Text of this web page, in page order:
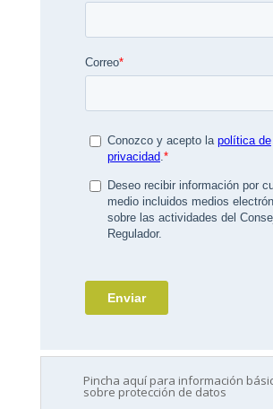
Pincha aquí para información
sobre protección de datos